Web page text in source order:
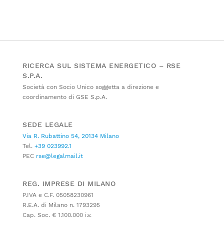
RICERCA SUL SISTEMA ENERGETICO – RSE
S.P.A.
Società con Socio Unico soggetta a direzione e
coordinamento di GSE S.p.A.
SEDE LEGALE
Via R. Rubattino 54, 20134 Milano
Tel. +39 023992.1
PEC rse@legalmail.it
REG. IMPRESE DI MILANO
P.IVA e C.F. 05058230961
R.E.A. di Milano n. 1793295
Cap. Soc. € 1.100.000 i.v.